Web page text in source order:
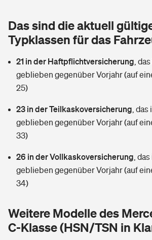
Rentenrechner: Wie viel Geld bekomme ich
Wer versichert was: Jetzt Versicherer
Sie haben Fragen?
Vermieterrrechtsschutz
Mietkautionsversicherung
Restkreditversicherung
Zur Übersicht
Hochwasser-Check: Wie gefährdet ist Ihr
Wer versichert was: Jetzt Versicherer finden
Sie haben Fragen?
Kinderunfall­ver­si­che­rung
Reiseversicherung
Handyversicherung
Private Cyberversicherung
Musikinstrumentenversicherung
Tierkrankenversicherung
Zur Übersicht
Wer versichert was: Jetzt Versicherer finden
Sie haben Fragen?
Rentenrechner: Wie viel Geld bekomme ich
Das sind die aktuell
Typklassen für das
21 in der Haftpflichtversicherung
geblieben gegenüber Vorjahr (auf
25)
23 in der Teilkaskoversicherung das
geblieben gegenüber Vorjahr (auf
33)
26 in der Vollkaskoversicherung das
geblieben gegenüber Vorjahr (auf
34)
Weitere Modelle des
C-Klasse (HSN/TSN in